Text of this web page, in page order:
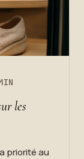
les
priorité au